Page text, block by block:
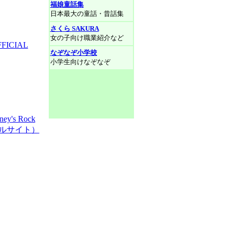
Rock
サイト）
福娘童話集
日本最大の童話・昔話集
さくら SAKURA
女の子向け職業紹介など
なぞなぞ小学校
小学生向けなぞなぞ